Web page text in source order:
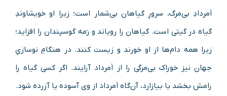
اَمردادِ بی‌مرگ، سرورِ گیاهان بی‌شمار است؛ زیرا او خویشاوندِ
گیاه در گیتی است. گیاهان را رویاند و رَمه‌ گوسپندان را افزاید؛
زیرا همه‌ دام‌ها از او خورند و زیست‌ کنند. در هنگامِ نوسازیِ
جهان نیز خوراک بی‌مرگی را از اَمرداد آرایند. اگر کسی گیاه را
رامش بخشد یا بیازارد، آن‌گاه اَمرداد از وی آسوده یا آزرده شود.